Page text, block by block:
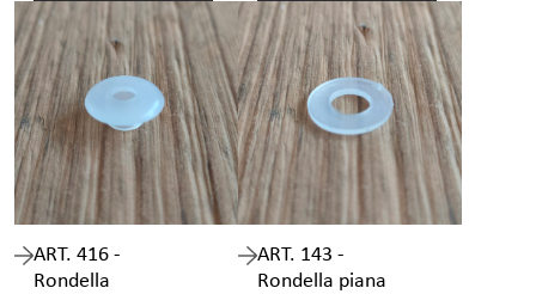
ART. 416 -
Rondella
ART. 143 -
Rondella piana